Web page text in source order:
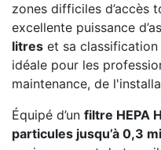
zones difficiles d’accès
excellente puissance
litres et sa classification
idéale pour les
maintenance, de
Équipé d’un filtre HEPA
particules jusqu’à 0,3